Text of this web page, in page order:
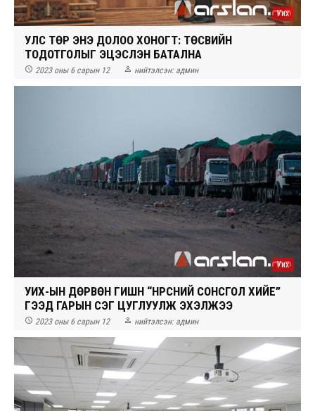
Уих
УЛС ТӨР ЭНЭ ДОЛОО ХОНОГТ: ТӨСВИЙН
ТОДОТГОЛЫГ ЭЦЭСЛЭН БАТАЛНА
 2023 оны 6 сарын 12  нийтэлсэн: админ
Уих
УИХ-ЫН ДӨРВӨН ГИШҮҮН “НҮҮРСНИЙ СОНСГОЛ ХИЙЕ”
ГЭЭД ГАРЫН ҮСЭГ ЦУГЛУУЛЖ ЭХЭЛЖЭЭ
 2023 оны 6 сарын 12  нийтэлсэн: админ